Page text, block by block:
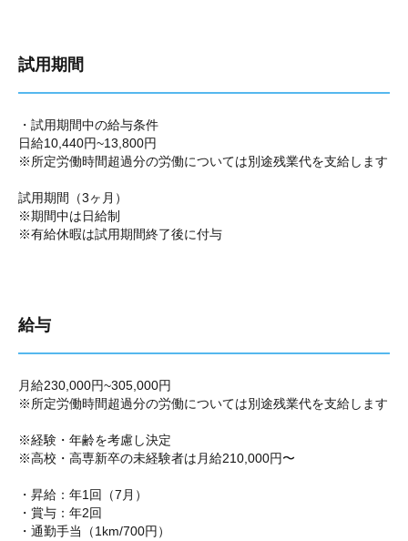
試用期間
・試用期間中の給与条件
日給10,440円~13,800円
※所定労働時間超過分の労働については別途残業代を支給します
試用期間（3ヶ月）
※期間中は日給制
※有給休暇は試用期間終了後に付与
給与
月給230,000円~305,000円
※所定労働時間超過分の労働については別途残業代を支給します
※経験・年齢を考慮し決定
※高校・高専新卒の未経験者は月給210,000円〜
・昇給：年1回（7月）
・賞与：年2回
・通勤手当（1km/700円）